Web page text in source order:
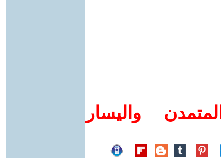
واليسار